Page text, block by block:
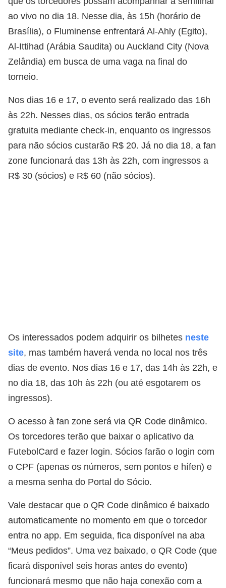
ao vivo no dia 18. Nesse dia, às 15h (horário de
Brasília), o Fluminense enfrentará Al-Ahly (Egito),
Al-Ittihad (Arábia Saudita) ou Auckland City (Nova
Zelândia) em busca de uma vaga na final do
torneio.
Nos dias 16 e 17, o evento será realizado das 16h
às 22h. Nesses dias, os sócios terão entrada
gratuita mediante check-in, enquanto os ingressos
para não sócios custarão R$ 20. Já no dia 18, a fan
zone funcionará das 13h às 22h, com ingressos a
R$ 30 (sócios) e R$ 60 (não sócios).
Os interessados podem adquirir os bilhetes neste
site, mas também haverá venda no local nos três
dias de evento. Nos dias 16 e 17, das 14h às 22h, e
no dia 18, das 10h às 22h (ou até esgotarem os
ingressos).
O acesso à fan zone será via QR Code dinâmico.
Os torcedores terão que baixar o aplicativo da
FutebolCard e fazer login. Sócios farão o login com
o CPF (apenas os números, sem pontos e hífen) e
a mesma senha do Portal do Sócio.
Vale destacar que o QR Code dinâmico é baixado
automaticamente no momento em que o torcedor
entra no app. Em seguida, fica disponível na aba
“Meus pedidos”. Uma vez baixado, o QR Code (que
ficará disponível seis horas antes do evento)
funcionará mesmo que não haja conexão com a